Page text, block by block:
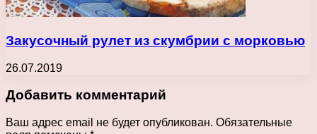
Закусочный рулет из скумбрии с морковью
26.07.2019
Добавить комментарий
Ваш адрес email не будет опубликован. Обязательные